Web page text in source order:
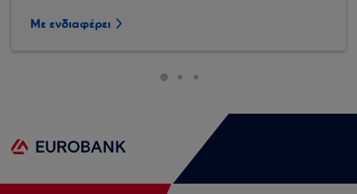
Με ενδιαφέρει